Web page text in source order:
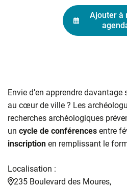
Ajouter à
Envie d’en apprendre
au cœur de ville ? Les
recherches archéologiques
un cycle de conférences entre
inscription en remplissant le
Localisation :
235 Boulevard des Moures,